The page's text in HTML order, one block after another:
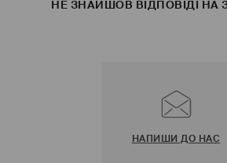
НЕ ЗНАЙШОВ ВІДПОВІДІ НА
НАПИШИ ДО НАС